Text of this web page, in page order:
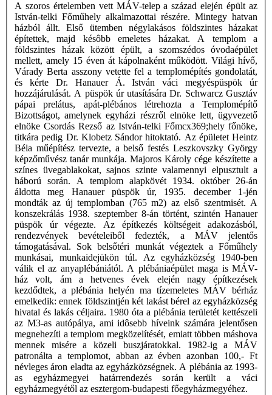
A szoros értelemben vett MÁV-telep a század elején épült az
István-telki Főműhely alkalmazottai részére. Mintegy hatvan
házból állt. Első ütemben négylakásos földszintes házakat
építettek, majd késôbb emeletes házakat. A templom a
földszintes házak között épült, a szomszédos óvodaépület
mellett, amely 15 éven át kápolnaként működött. Világi hívő,
Várady Berta asszony vetette fel a templomépítés gondolatát,
és kérte Dr. Hanauer Á. István váci megyéspüspök úr
hozzájárulását. A püspök úr utasítására Dr. Schwarcz Gusztáv
pápai prelátus, apát-plébános létrehozta a Templomépítő
Bizottságot, amelynek egyházi részről elnöke lett, ügyvezető
elnöke Csordás Rezső az István-telki Főmcx369;hely főnöke,
titkára pedig Dr. Klobetz Sándor hitoktató. Az épületet Heintz
Béla műépítész tervezte, a belső festés Leszkovszky György
képzőművész tanár munkája. Majoros Károly cége készítette a
színes üvegablakokat, sajnos szinte valamennyi elpusztult a
háború során. A templom alapkövét 1934. október 26-án
áldotta meg Hanauer püspök úr, 1935. december 1-jén
mondták az új templomban (765 m2) az első szentmisét. A
konszekrálás 1938. szeptember 8-án történt, szintén Hanauer
püspök úr végezte. Az építkezés költségeit adakozásból,
rendezvények bevételeiből fedezték, a MÁV jelentős
támogatásával. Sok belsőtéri munkát végeztek a Főműhely
munkásai, munkaidejükön túl. Az egyházközség 1940-ben
válik el az anyaplébániától. A plébániaépület maga is MÁV-
ház volt, ám a hetvenes évek elején nagy építkezések
kezdődtek, a plébánia helyén ma tízemeletes MÁV bérház
emelkedik: ennek földszintjén két lakást bérel az egyházközség
hivatal és lakás céljaira. 1980 óta a plébánia területét kettészeli
az M3-as autópálya, ami idôsebb híveink számára jelentősen
megnehezíti a templom megközelítését, emiatt többen máshova
mennek misére a közeli buszjáratokkal. 1982-ig a MÁV
patronálta a templomot, abban az évben azonban 100,- Ft
névleges áron eladta az egyházközségnek. A plébánia az 1993-
as egyházmegyei határrendezés során került a váci
egyházmegyétől az esztergom-budapesti főegyházmegyéhez.